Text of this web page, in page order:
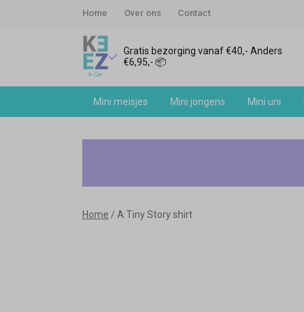
Home Over ons Contact
Gratis bezorging vanaf €40,- Anders
€6,95,- 📦
Mini meisjes Mini jongens Mini uni
Home A Tiny Story shirt